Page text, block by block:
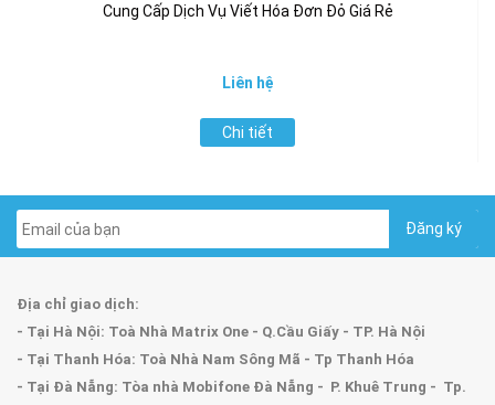
Cung Cấp Dịch Vụ Viết Hóa Đơn Đỏ Giá Rẻ
Liên hệ
Chi tiết
Địa chỉ giao dịch:
- Tại Hà Nội: Toà Nhà Matrix One - Q.Cầu Giấy - TP. Hà Nội
- Tại Thanh Hóa: Toà Nhà Nam Sông Mã - Tp Thanh Hóa
- Tại Đà Nẵng: Tòa nhà Mobifone Đà Nẵng - P. Khuê Trung - Tp.